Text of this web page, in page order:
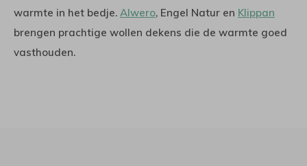
warmte in het bedje. Alwero, Engel Natur en Klippan
brengen prachtige wollen dekens die de warmte goed
vasthouden.